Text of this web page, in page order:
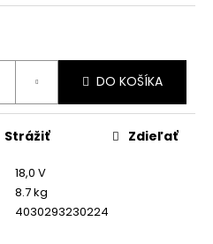
DO KOŠÍKA
18,0 V
8.7 kg
4030293230224
Strážiť Zdieľať